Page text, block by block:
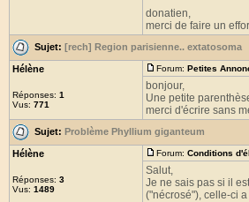
donatien,
merci de faire un
Sujet: [rech] Region parisienne.. extatosoma
Hélène
Réponses: 1
Vus: 771
Forum: Petites
bonjour,
Une petite
merci d'écrire sans
Sujet: Problème Phyllium giganteum
Hélène
Réponses: 3
Vus: 1489
Forum: Conditions
Salut,
Je ne sais pas si il
("nécrosé"), celle-ci